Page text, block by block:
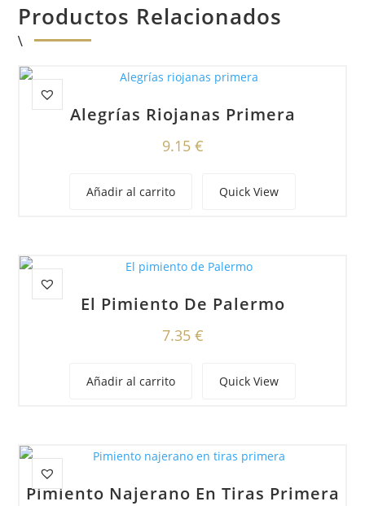
Productos Relacionados
Alegrías Riojanas Primera
9.15 €
Añadir al carrito Quick View
El Pimiento De Palermo
7.35 €
Añadir al carrito Quick View
Pimiento Najerano En Tiras Primera